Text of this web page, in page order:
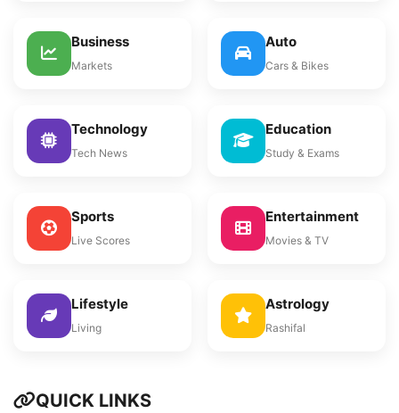
Business
Markets
Auto
Cars & Bikes
Technology
Tech News
Education
Study & Exams
Sports
Live Scores
Entertainment
Movies & TV
Lifestyle
Living
Astrology
Rashifal
QUICK LINKS